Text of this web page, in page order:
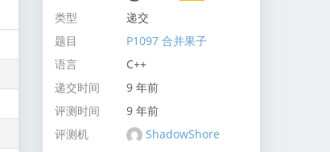
类型
递交
题目
P1097 合并果子
语言
C++
递交时间
9 年前
评测时间
9 年前
评测机
ShadowShore